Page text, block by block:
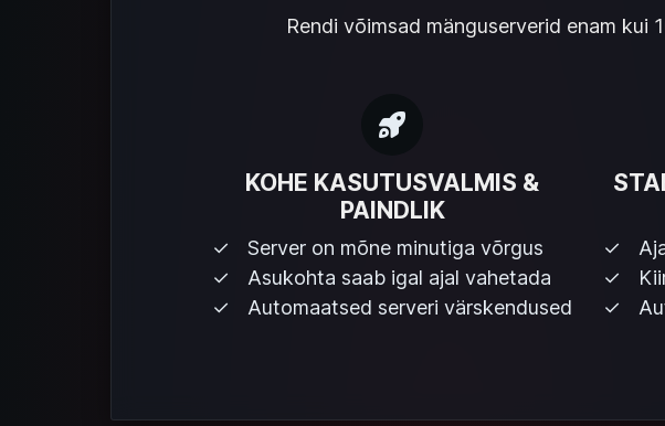
Rendi võimsad mänguserverid enam kui
KOHE KASUTUSVALMIS &
PAINDLIK
Server on mõne minutiga võrgus
Asukohta saab igal ajal vahetada
Automaatsed serveri värskendused